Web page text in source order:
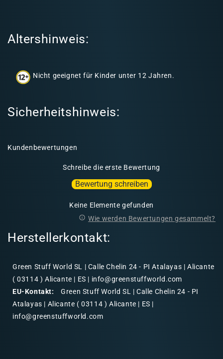
n
Altershinweis:
Nicht geeignet für Kinder unter 12 Jahren.
Sicherheitshinweis:
Kundenbewertungen
Schreibe die erste Bewertung
Bewertung schreiben
Keine Elemente gefunden
Wie werden Bewertungen gesammelt?
Herstellerkontakt:
Green Stuff World SL | Calle Chelin 24 - PI Atalayas | Alicante
( 03114 ) Alicante | ES | info@greenstuffworld.com
EU-Kontakt:
Green Stuff World SL | Calle Chelin 24 - PI
Atalayas | Alicante ( 03114 ) Alicante | ES |
info@greenstuffworld.com